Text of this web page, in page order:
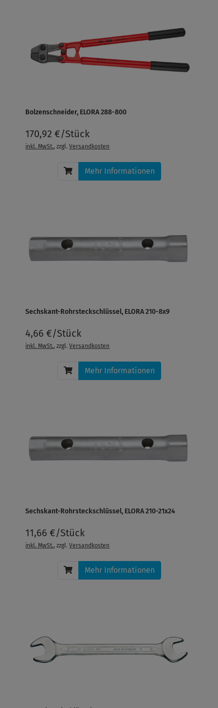
Bolzenschneider, ELORA 288-800
170,92 €/Stück
inkl. MwSt., zzgl.Versandkosten
Mehr Informationen
Sechskant-Rohrsteckschlüssel, ELORA 210-8x9
4,66 €/Stück
inkl. MwSt., zzgl.Versandkosten
Mehr Informationen
Sechskant-Rohrsteckschlüssel, ELORA 210-21x24
11,66 €/Stück
inkl. MwSt., zzgl.Versandkosten
Mehr Informationen